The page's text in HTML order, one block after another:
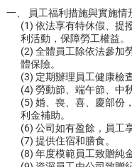
一、 員工福利措施與實施情
(1) 依法享有特休假、提
利活動，保障勞工權益。
(2) 全體員工除依法參加
體保險。
(3) 定期辦理員工健康檢查
(4) 勞動節、端午節、中
(5) 婚、喪、喜、慶部份
利金補助。
(6) 公司如有盈餘，員工
(7) 提供住宿和膳食。
(8) 年度模範員工致贈純